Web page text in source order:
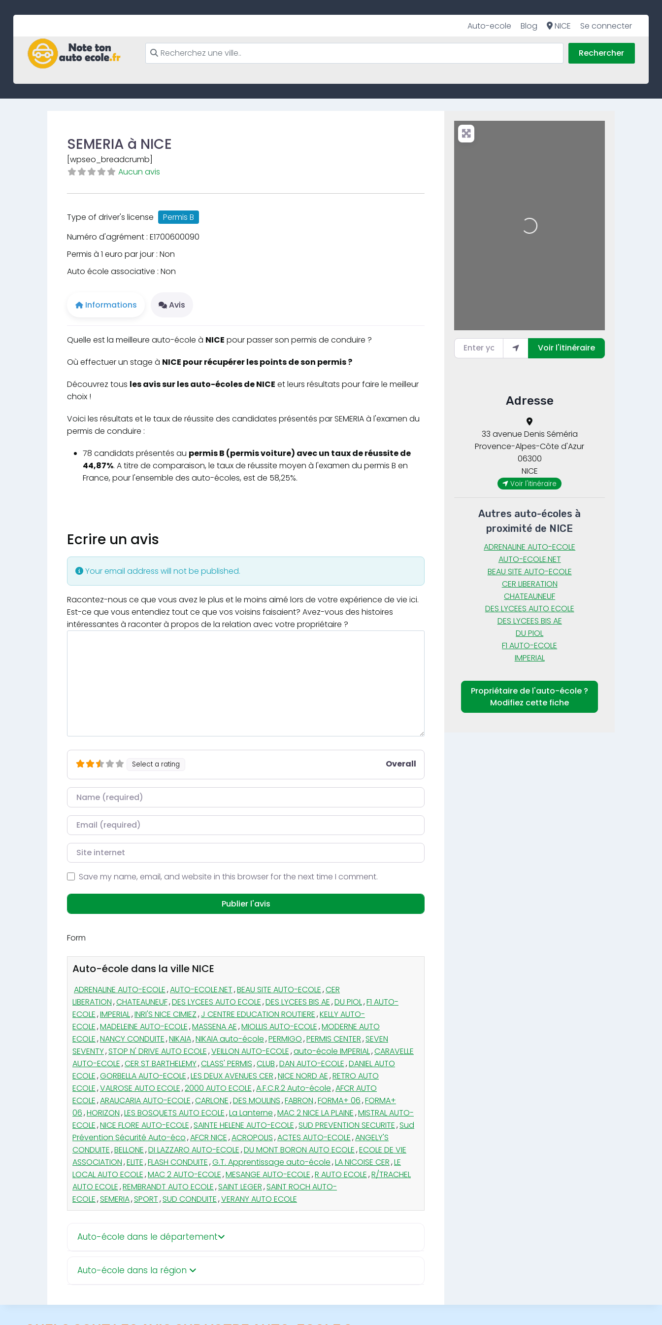
Auto-ecole Blog NICE Se connecter
Rechercher
SEMERIA à NICE
[wpseo_breadcrumb]
Aucun avis
Type of driver's license
Permis B
Numéro d'agrément : E1700600090
Permis à 1 euro par jour : Non
Auto école associative : Non
Informations Avis
Quelle est la meilleure auto-école à NICE pour passer son permis de conduire ?
Où effectuer un stage à NICE pour récupérer les points de son permis ?
Découvrez tous les avis sur les auto-écoles de NICE et leurs résultats pour faire le meilleur
choix !
Voici les résultats et le taux de réussite des candidates présentés par SEMERIA à l'examen du
permis de conduire :
78 candidats présentés au permis B (permis voiture) avec un taux de réussite de
44,87%. A titre de comparaison, le taux de réussite moyen à l'examen du permis B en
France, pour l'ensemble des auto-écoles, est de 58,25%.
Ecrire un avis
Your email address will not be published.
Racontez-nous ce que vous avez le plus et le moins aimé lors de votre expérience de vie ici.
Est-ce que vous entendiez tout ce que vos voisins faisaient? Avez-vous des histoires
intéressantes à raconter à propos de la relation avec votre propriétaire ?
Select a rating Overall
Nom
Courriel
Site internet
Save my name, email, and website in this browser for the next time I comment.
Form
Auto-école dans la ville NICE
ADRENALINE AUTO-ECOLE,AUTO-ECOLE.NET,BEAU SITE AUTO-ECOLE,CER
LIBERATION,CHATEAUNEUF,DES LYCEES AUTO ECOLE,DES LYCEES BIS AE,DU PIOL,F1 AUTO-
ECOLE,IMPERIAL,INRI'S NICE CIMIEZ,J CENTRE EDUCATION ROUTIERE,KELLY AUTO-
ECOLE,MADELEINE AUTO-ECOLE,MASSENA AE,MIOLLIS AUTO-ECOLE,MODERNE AUTO
ECOLE,NANCY CONDUITE,NIKAIA,NIKAIA auto-école,PERMIGO,PERMIS CENTER,SEVEN
SEVENTY,STOP N' DRIVE AUTO ECOLE,VEILLON AUTO-ECOLE,auto-école IMPERIAL,CARAVELLE
AUTO-ECOLE,CER ST BARTHELEMY,CLASS' PERMIS,CLUB,DAN AUTO-ECOLE,DANIEL AUTO
ECOLE,GORBELLA AUTO-ECOLE,LES DEUX AVENUES CER,NICE NORD AE,RETRO AUTO
ECOLE,VALROSE AUTO ECOLE,2000 AUTO ECOLE,A.F.C.R.2 Auto-école,AFCR AUTO
ECOLE,ARAUCARIA AUTO-ECOLE,CARLONE,DES MOULINS,FABRON,FORMA+ 06,FORMA+
06,HORIZON,LES BOSQUETS AUTO ECOLE,La Lanterne,MAC 2 NICE LA PLAINE,MISTRAL AUTO-
ECOLE,NICE FLORE AUTO-ECOLE,SAINTE HELENE AUTO-ECOLE,SUD PREVENTION SECURITE,Sud
Prévention Sécurité Auto-éco,AFCR NICE,ACROPOLIS,ACTES AUTO-ECOLE,ANGELY'S
CONDUITE,BELLONE,DI LAZZARO AUTO-ECOLE,DU MONT BORON AUTO ECOLE,ECOLE DE VIE
ASSOCIATION,ELITE,FLASH CONDUITE,G.T. Apprentissage auto-école,LA NICOISE CER,LE
LOCAL AUTO ECOLE,MAC 2 AUTO-ECOLE,MESANGE AUTO-ECOLE,R AUTO ECOLE,R/TRACHEL
AUTO ECOLE,REMBRANDT AUTO ECOLE,SAINT LEGER,SAINT ROCH AUTO-
ECOLE,SEMERIA,SPORT,SUD CONDUITE,VERANY AUTO ECOLE
Auto-école dans le département
Auto-école dans la région
Loading...
Enter your location
Voir l'itinéraire
Adresse
33 avenue Denis Séméria
NICE
Provence-Alpes-Côte d'Azur
06300
Voir l'itinéraire
Autres auto-écoles à
proximité de NICE
ADRENALINE AUTO-ECOLE
AUTO-ECOLE.NET
BEAU SITE AUTO-ECOLE
CER LIBERATION
CHATEAUNEUF
DES LYCEES AUTO ECOLE
DES LYCEES BIS AE
DU PIOL
F1 AUTO-ECOLE
IMPERIAL
Propriétaire de l'auto-école ?
Modifiez cette fiche